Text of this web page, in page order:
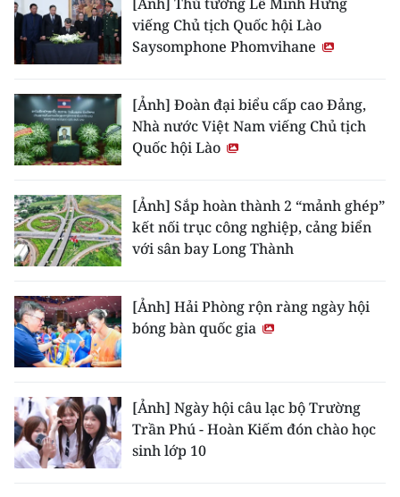
viếng Chủ tịch Quốc hội Lào
Saysomphone Phomvihane
[Ảnh] Đoàn đại biểu cấp cao Đảng,
Nhà nước Việt Nam viếng Chủ tịch
Quốc hội Lào
[Ảnh] Sắp hoàn thành 2 “mảnh ghép”
kết nối trục công nghiệp, cảng biển
với sân bay Long Thành
[Ảnh] Hải Phòng rộn ràng ngày hội
bóng bàn quốc gia
[Ảnh] Ngày hội câu lạc bộ Trường
Trần Phú - Hoàn Kiếm đón chào học
sinh lớp 10